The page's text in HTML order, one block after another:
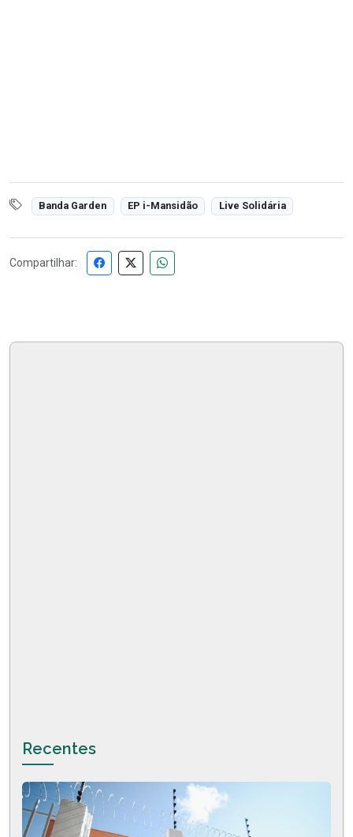
Banda Garden EP i-Mansidão Live Solidária
Compartilhar:
Recentes